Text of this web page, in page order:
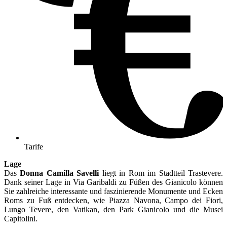
Tarife
Lage
DasDonna Camilla Savelli liegt in Rom im Stadtteil Trastevere.
Dank seiner Lage in Via Garibaldi zu Füßen des Gianicolo können
Sie zahlreiche interessante und faszinierende Monumente und Ecken
Roms zu Fuß entdecken, wie Piazza Navona, Campo dei Fiori,
Lungo Tevere, den Vatikan, den Park Gianicolo und die Musei
Capitolini.